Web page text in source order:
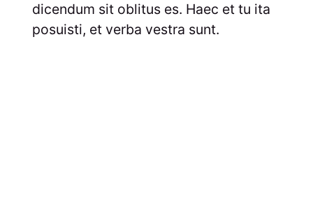
dicendum sit oblitus es. Haec et tu ita
posuisti, et verba vestra sunt.